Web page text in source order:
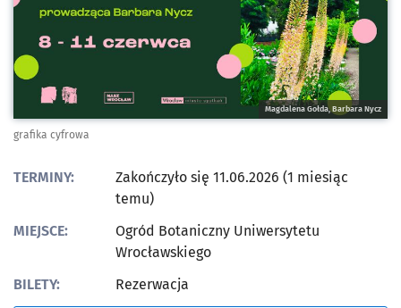
Magdalena Gołda, Barbara Nycz
grafika cyfrowa
TERMINY:
Zakończyło się 11.06.2026 (1 miesiąc
temu)
MIEJSCE:
Ogród Botaniczny Uniwersytetu
Wrocławskiego
BILETY:
Rezerwacja